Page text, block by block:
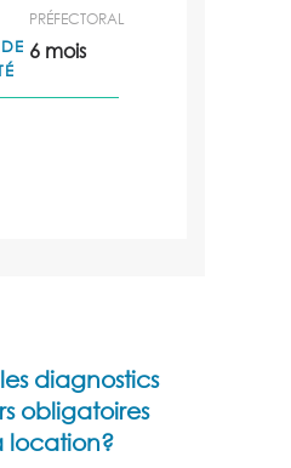
PRÉFECTORAL
6 mois
diagnostics
obligatoires
location?